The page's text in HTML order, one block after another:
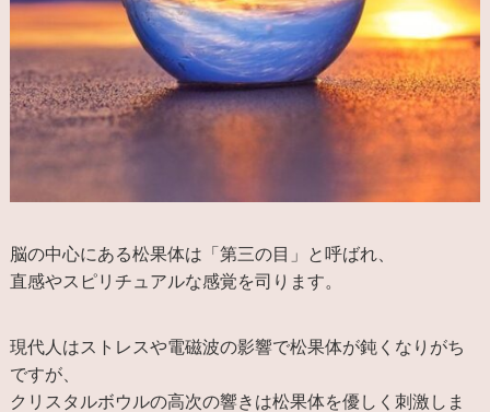
脳の中心にある松果体は「第三の目」と呼ばれ、
直感やスピリチュアルな感覚を司ります。
現代人はストレスや電磁波の影響で松果体が鈍くなりがち
ですが、
クリスタルボウルの高次の響きは松果体を優しく刺激しま